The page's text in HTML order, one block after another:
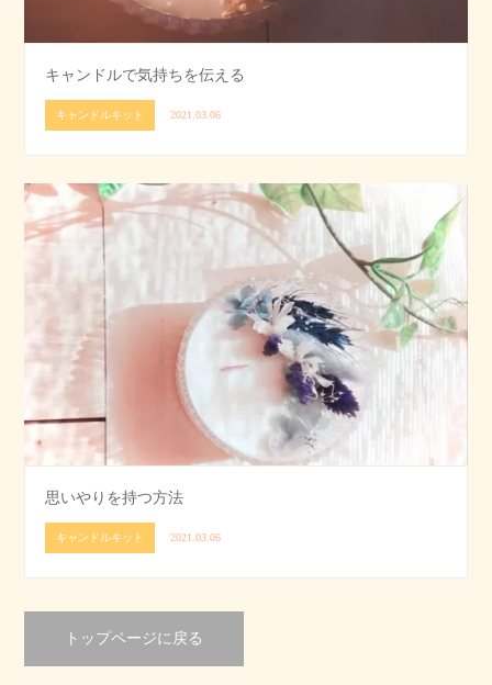
キャンドルで気持ちを伝える
キャンドルキット 2021.03.06
思いやりを持つ方法
キャンドルキット 2021.03.06
トップページに戻る